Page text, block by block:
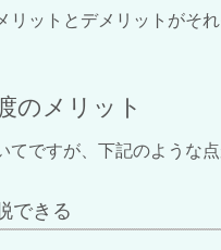
リットとデメリットがそ
のメリット
てですが、下記のような点
できる